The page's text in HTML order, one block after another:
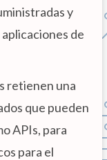
y
de
retienen una
que pueden
APIs, para
para el